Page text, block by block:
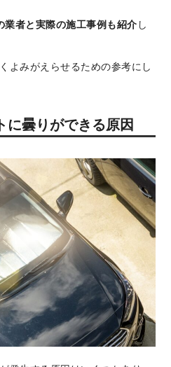
業者と実際の施工事例も紹介 し
よみがえらせるための参考にし
に曇りができる原因